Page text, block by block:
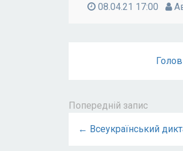
08.04.21 17:00
Попередній запис
← Всеукраїнський